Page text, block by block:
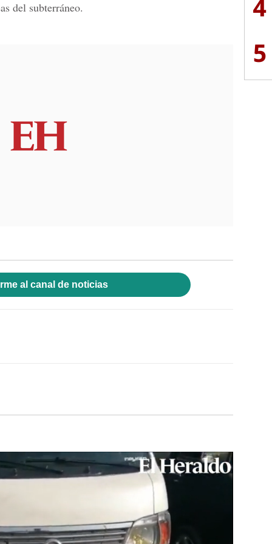
del subterráneo.
al canal de noticias
4
5